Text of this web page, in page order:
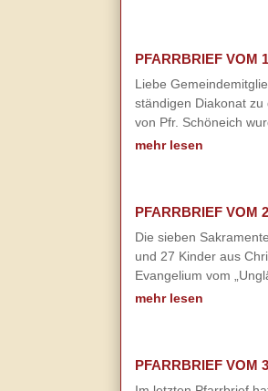
PFARRBRIEF VOM
Liebe
ständigen Diakonat
von Pfr. Schöneich
mehr lesen
PFARRBRIEF VOM
Die sieben
und 27 Kinder aus
Evangelium vom
mehr lesen
PFARRBRIEF VOM